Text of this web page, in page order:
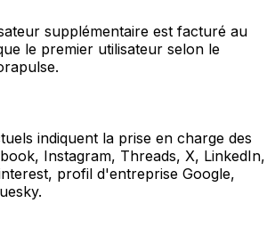
supplémentaire est facturé au
le premier utilisateur selon le
indiquent la prise en charge des
Instagram, Threads, X, LinkedIn,
profil d'entreprise Google,